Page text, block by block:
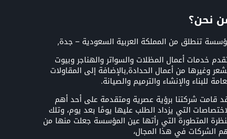
نحن؟
تنطلق من المملكة العربية السعودية – جدة,
خدمات أعمال المظلات والسواتر والهناجر وبيوت
وغيرها من أعمال الحدادة,بالإضافة إلى المقاولات
للبناء والإنشاء والترميم والصيانة.
قامت شركتنا برؤية عصرية ومتقدمة على أحد أهم
التي يزداد الطلب عليها يومًا بعد يوم، وتلك
المتطورة التي رأتها عين المؤسسة جعلت منها من
الشركات في هذا المجال،